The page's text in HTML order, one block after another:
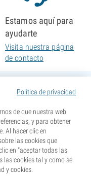
Política de privacidad
de que nuestra web
y para obtener
Al hacer clic en
las cookies que
en "aceptar todas las
las cookies tal y como se
y cookies.
Estamos aquí para
ayudarte
Visita nuestra página
de contacto